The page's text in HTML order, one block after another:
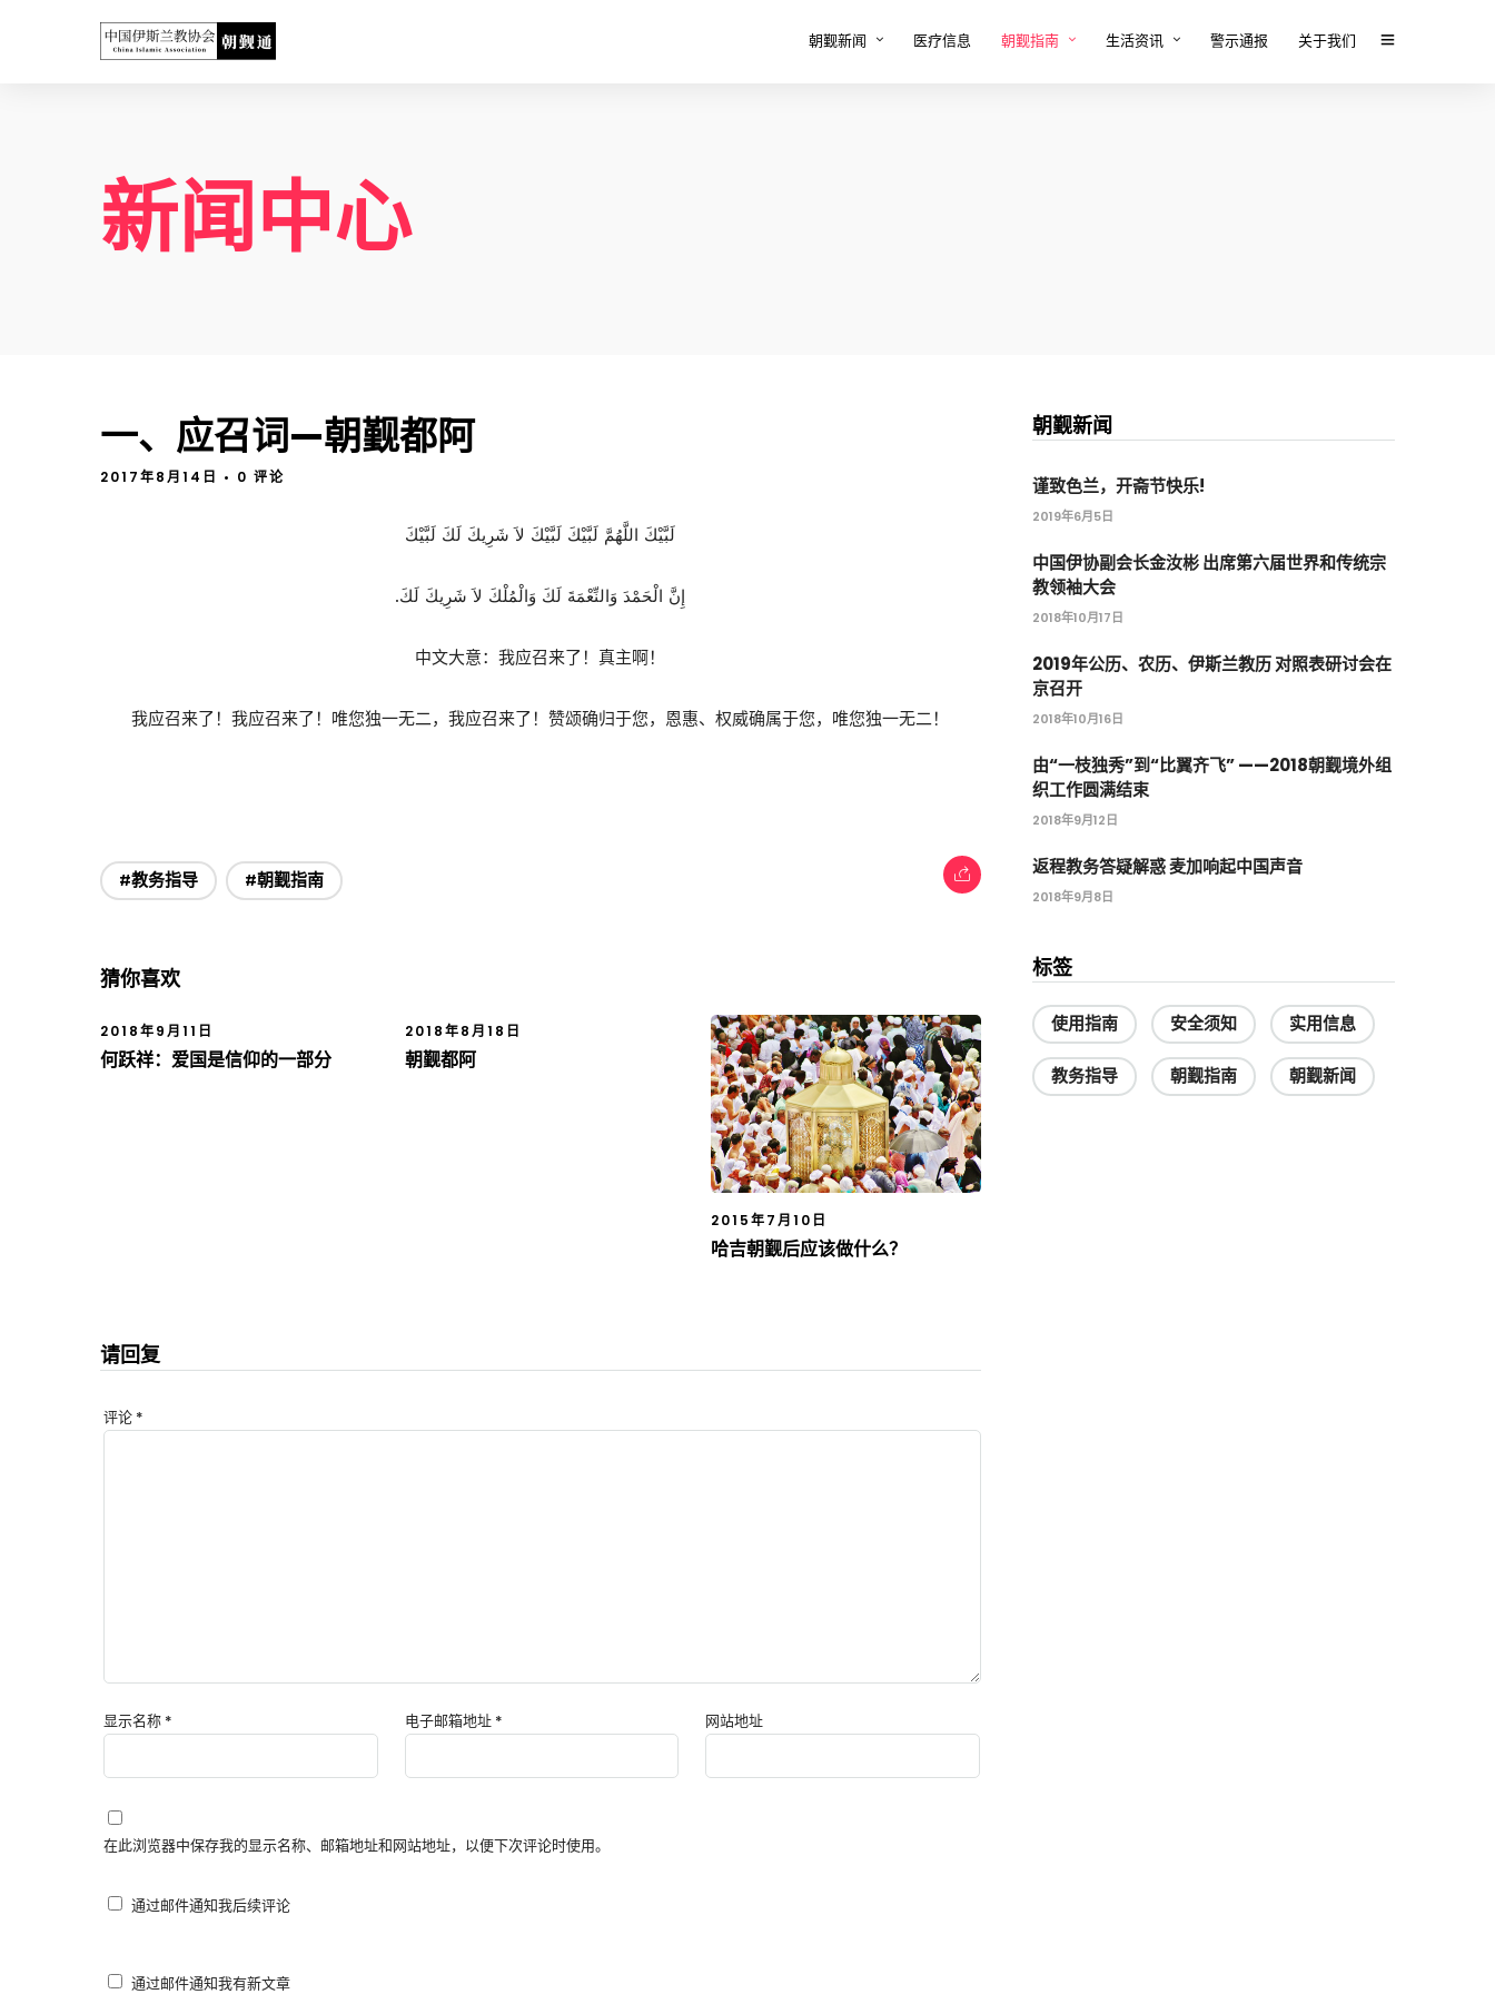
朝觐新闻 医疗信息 朝觐指南 生活资讯 警示通报 关于我们
新闻中心
一、应召词—朝觐都阿
2017年8月14日 • 0 评论
لَبَّيْكَ اللَّهُمَّ لَبَّيْكَ لَبَّيْكَ لاَ شَرِيكَ لَكَ لَبَّيْكَ
.إِنَّ الْحَمْدَ وَالنِّعْمَةَ لَكَ وَالْمُلْكَ لاَ شَرِيكَ لَكَ
中文大意：我应召来了！真主啊！
我应召来了！我应召来了！唯您独一无二，我应召来了！赞颂确归于您，恩惠、权威确属于您，唯您独一无二！
#教务指导 #朝觐指南
猜你喜欢
2018年9月11日
何跃祥：爱国是信仰的一部分
2018年8月18日
朝觐都阿
2015年7月10日
哈吉朝觐后应该做什么？
请回复
评论 *
显示名称 * 电子邮箱地址 * 网站地址
在此浏览器中保存我的显示名称、邮箱地址和网站地址，以便下次评论时使用。
通过邮件通知我后续评论
通过邮件通知我有新文章
朝觐新闻
谨致色兰，开斋节快乐!
2019年6月5日
中国伊协副会长金汝彬 出席第六届世界和传统宗
教领袖大会
2018年10月17日
2019年公历、农历、伊斯兰教历 对照表研讨会在
京召开
2018年10月16日
由“一枝独秀”到“比翼齐飞” ——2018朝觐境外组
织工作圆满结束
2018年9月12日
返程教务答疑解惑 麦加响起中国声音
2018年9月8日
标签
使用指南 安全须知 实用信息
教务指导 朝觐指南 朝觐新闻